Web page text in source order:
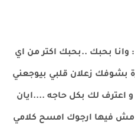
بحبك ..بحبك اكتر من اي
بشوفك زعلان قلبي بيوجعني
اعترف لك بكل حاجه ....ايان
مش فيها ارجوك امسح كلامي